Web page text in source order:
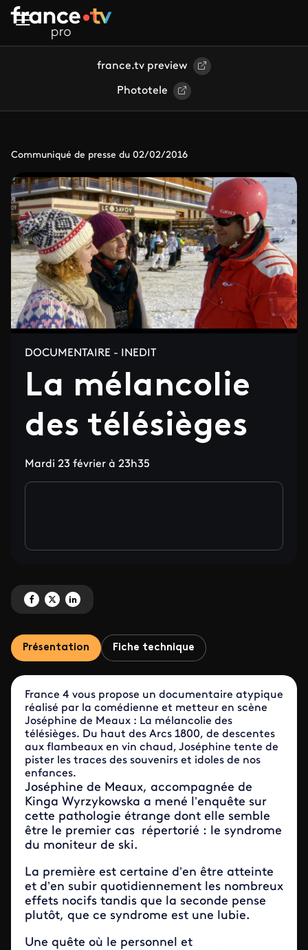
Aller au contenu principal
france.tv preview
Phototele
Communiqué de presse du 02/02/2016
DOCUMENTAIRE - INEDIT
La mélancolie
des télésièges
Mardi 23 février à 23h35
Partagez 'La mélancolie des télésièges ' sur Facebook
Partagez 'La mélancolie des télésièges ' sur X
Partagez 'La mélancolie des télésièges ' sur LinkedIn
Présentation Fiche technique
France 4 vous propose un documentaire atypique
réalisé par la comédienne et metteur en scène
Joséphine de Meaux : La mélancolie des
télésièges. Du haut des Arcs 1800, de descentes
aux flambeaux en vin chaud, Joséphine tente de
pister les traces des souvenirs et idoles de nos
enfances.
Joséphine de Meaux, accompagnée de
Kinga Wyrzykowska a mené l’enquête sur
cette pathologie étrange dont elle semble
être le premier cas répertorié : le syndrome
du moniteur de ski.
La première est certaine d’en être atteinte
et d’en subir quotidiennement les nombreux
effets nocifs tandis que la seconde pense
plutôt, que ce syndrome est une lubie.
Une quête où le personnel et